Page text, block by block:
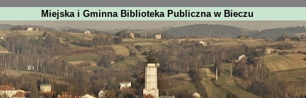
Miejska i Gminna Biblioteka Publiczna w Bieczu